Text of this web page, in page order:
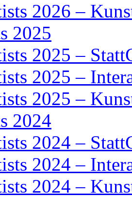
2026 –
2025
2025 –
2025 –
2025 –
2024
2024 –
2024 –
2024 –